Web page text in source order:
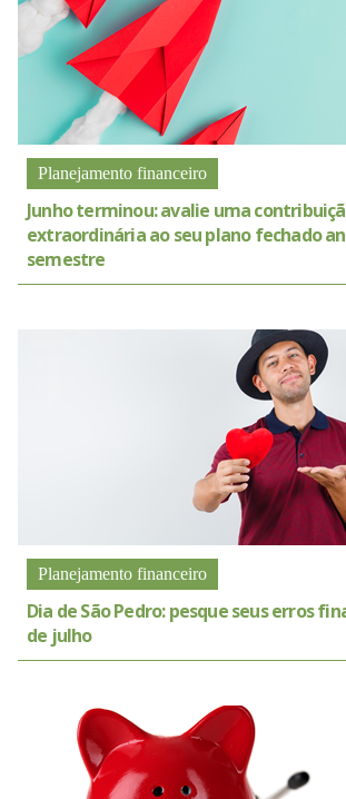
Planejamento financeiro
Junho terminou: avalie uma
extraordinária ao seu plano fechado
semestre
Planejamento financeiro
Dia de São Pedro: pesque seus erros
de julho